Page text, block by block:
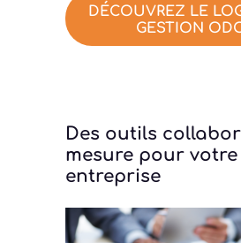
DÉCOUVREZ LE
GESTION
Des outils
mesure pour votre
entreprise